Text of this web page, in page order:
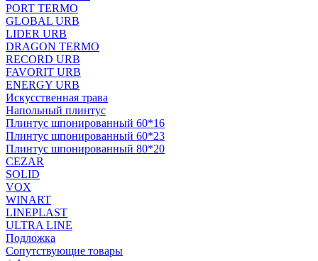
PORT TERMO
GLOBAL URB
LIDER URB
DRAGON TERMO
RECORD URB
FAVORIT URB
ENERGY URB
Искусственная трава
Напольный плинтус
Плинтус шпонированный 60*16
Плинтус шпонированный 60*23
Плинтус шпонированный 80*20
CEZAR
SOLID
VOX
WINART
LINEPLAST
ULTRA LINE
Подложка
Сопутствующие товары